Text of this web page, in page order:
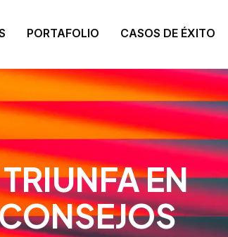
PORTAFOLIO CASOS DE ÉXITO
EN